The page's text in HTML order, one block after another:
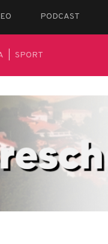
PODCAST
SPORT